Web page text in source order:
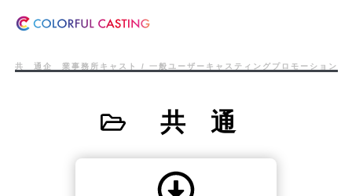
共 通 企 業事務所 キャスト / 一般ユーザー キャスティング プロモーション
共 通